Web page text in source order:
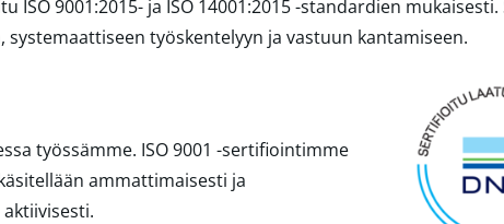
9001:2015- ja ISO 14001:2015 -standardien mukaisesti.
työskentelyyn ja vastuun kantamiseen.
työssämme. ISO 9001 -sertifiointimme
ammattimaisesti ja